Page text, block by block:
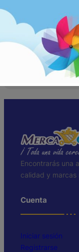
Amplia variedad
productos
lo que te permite
elegir entre diferentes
marcas y opciones
Encontrarás una
calidad y marcas
Cuenta
Iniciar sesión
Registrarse